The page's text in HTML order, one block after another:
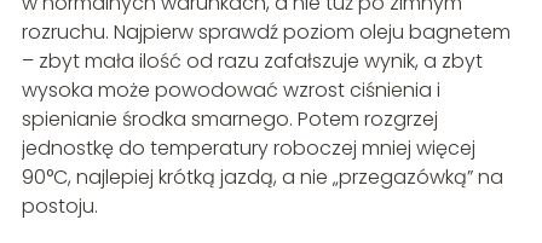
rozruchu. Najpierw sprawdź poziom oleju bagnetem
– zbyt mała ilość od razu zafałszuje wynik, a zbyt
wysoka może powodować wzrost ciśnienia i
spienianie środka smarnego. Potem rozgrzej
jednostkę do temperatury roboczej mniej więcej
90°C, najlepiej krótką jazdą, a nie „przegazówką” na
postoju.